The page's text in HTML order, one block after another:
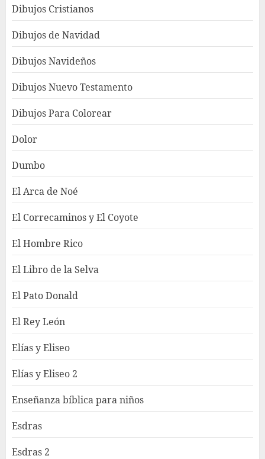
Dibujos Cristianos
Dibujos de Navidad
Dibujos Navideños
Dibujos Nuevo Testamento
Dibujos Para Colorear
Dolor
Dumbo
El Arca de Noé
El Correcaminos y El Coyote
El Hombre Rico
El Libro de la Selva
El Pato Donald
El Rey León
Elías y Eliseo
Elías y Eliseo 2
Enseñanza bíblica para niños
Esdras
Esdras 2